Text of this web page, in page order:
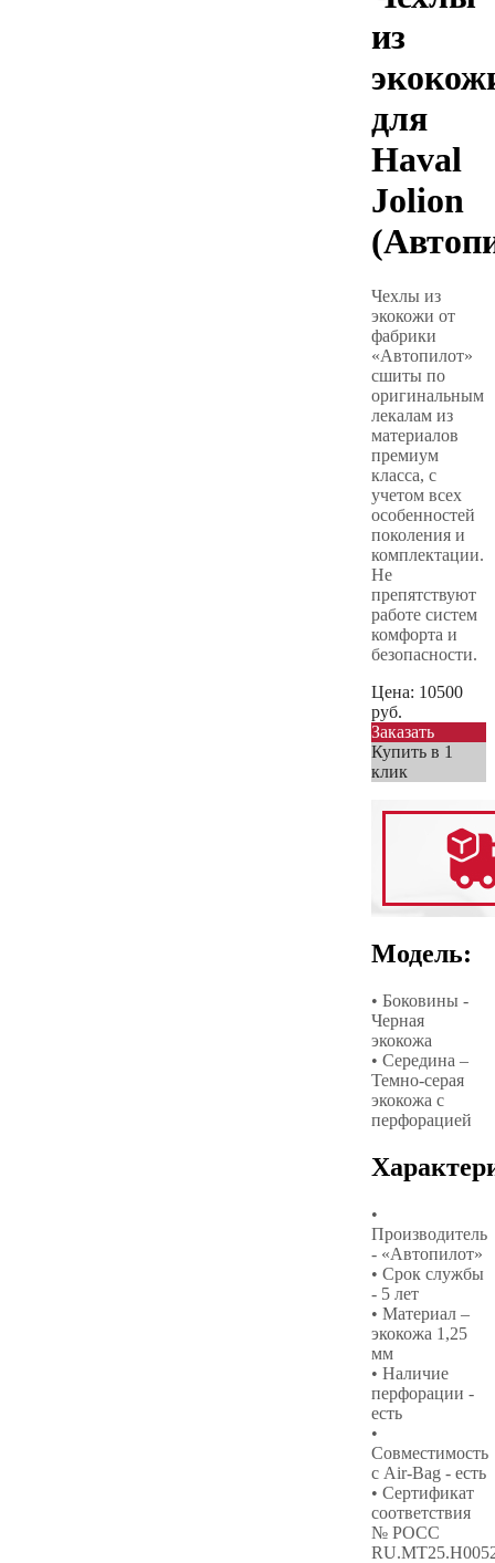
из
для
Haval
Jolion
Чехлы из
экокожи от
фабрики
«Автопилот»
сшиты по
оригинальным
лекалам из
материалов
премиум
класса, с
учетом всех
особенностей
поколения и
комплектации.
Не
препятствуют
работе систем
комфорта и
безопасности.
Цена: 10500
руб.
Заказать
Купить в 1
клик
Модель:
• Боковины -
Черная
экокожа
• Середина –
Темно-серая
экокожа с
перфорацией
•
Производитель
- «Автопилот»
• Срок службы
- 5 лет
• Материал –
экокожа 1,25
мм
• Наличие
перфорации -
есть
•
Совместимость
с Air-Bag - есть
• Сертификат
соответствия
№ РОСС